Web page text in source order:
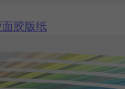
胶版纸